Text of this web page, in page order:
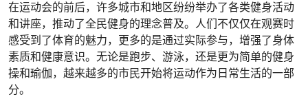
在运动会的前后，许多城市和地区纷纷举办了各类健身活动
和讲座，推动了全民健身的理念普及。人们不仅仅在观赛时
感受到了体育的魅力，更多的是通过实际参与，增强了身体
素质和健康意识。无论是跑步、游泳，还是更为简单的健身
操和瑜伽，越来越多的市民开始将运动作为日常生活的一部
分。